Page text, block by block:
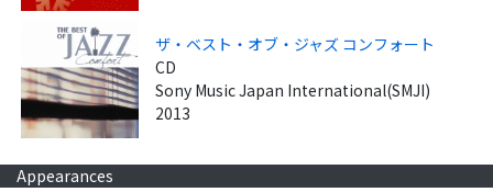
ザ・ベスト・オブ・ジャズ コンフォート
CD
Sony Music Japan International(SMJI)
2013
Appearances